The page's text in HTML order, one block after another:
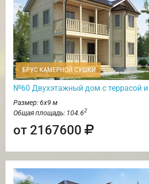
БРУС КАМЕРНОЙ СУШКИ
№60 Двухэтажный дом с террасой
Размер: 6х9 м
Общая площадь: 104.62
от 2167600